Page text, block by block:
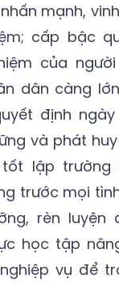
mạnh,
cấp bậc
của
dân càng
định
và phát
lập trường
trước mọi
rèn luyện
học tập
vụ để